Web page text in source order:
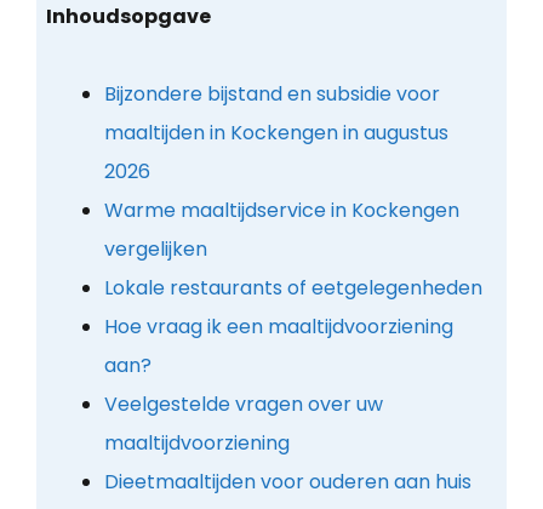
Inhoudsopgave
Bijzondere bijstand en subsidie voor
maaltijden in Kockengen in augustus
2026
Warme maaltijdservice in Kockengen
vergelijken
Lokale restaurants of eetgelegenheden
Hoe vraag ik een maaltijdvoorziening
aan?
Veelgestelde vragen over uw
maaltijdvoorziening
Dieetmaaltijden voor ouderen aan huis